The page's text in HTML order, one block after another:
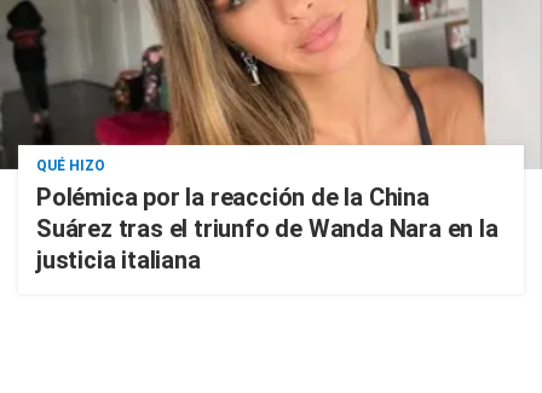
QUÉ HIZO
Polémica por la reacción de la China
Suárez tras el triunfo de Wanda Nara en la
justicia italiana